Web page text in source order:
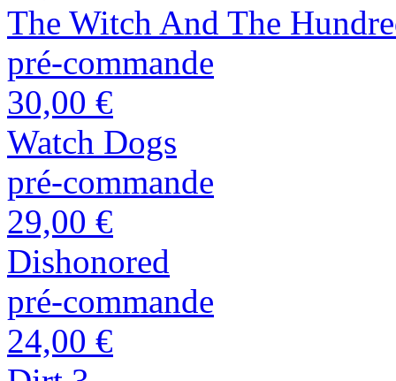
The Witch And The
pré-commande
30,00 €
Watch Dogs
pré-commande
29,00 €
Dishonored
pré-commande
24,00 €